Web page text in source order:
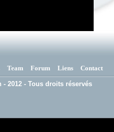
Team Forum Liens Contact
2012 - Tous droits réservés